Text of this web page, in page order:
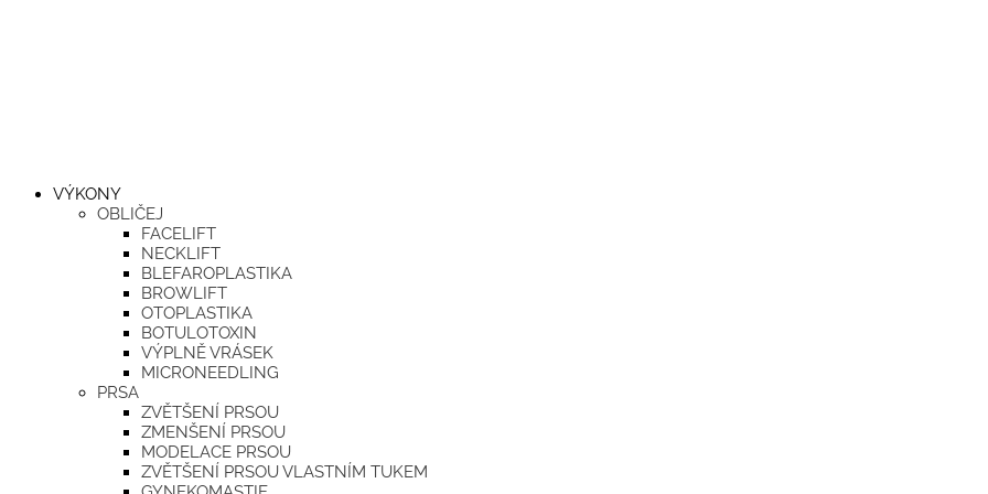
VÝKONY
OBLIČEJ
FACELIFT
NECKLIFT
BLEFAROPLASTIKA
BROWLIFT
OTOPLASTIKA
BOTULOTOXIN
VÝPLNĚ VRÁSEK
MICRONEEDLING
PRSA
ZVĚTŠENÍ PRSOU
ZMENŠENÍ PRSOU
MODELACE PRSOU
ZVĚTŠENÍ PRSOU VLASTNÍM TUKEM